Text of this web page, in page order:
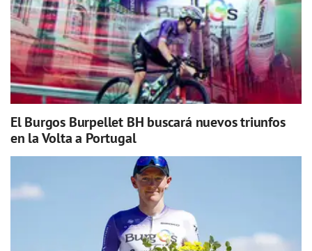
El Burgos Burpellet BH buscará nuevos triunfos
en la Volta a Portugal